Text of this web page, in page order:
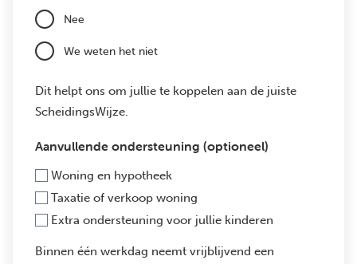
Nee
We weten het niet
Dit helpt ons om jullie te koppelen aan de juiste
ScheidingsWijze.
Aanvullende ondersteuning (optioneel)
Woning en hypotheek
Taxatie of verkoop woning
Extra ondersteuning voor jullie kinderen
Binnen één werkdag neemt vrijblijvend een